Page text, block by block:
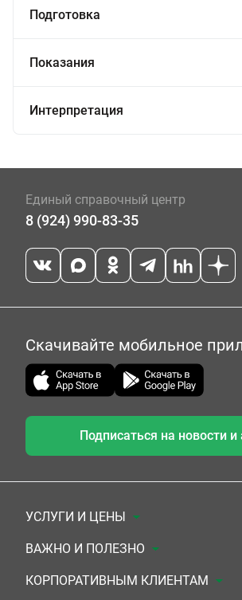
Подготовка
Показания
Интерпретация
Единый справочный центр
8 (924) 990-83-35
Скачивайте мобильное
Подписаться на новости и
УСЛУГИ И ЦЕНЫ
Анализы
Комплексы
ВАЖНО И ПОЛЕЗНО
Документы для заключения
КОРПОРАТИВНЫМ КЛИЕНТАМ